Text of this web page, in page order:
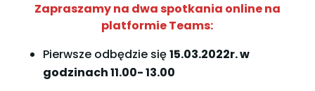
Zapraszamy na dwa spotkania online na
platformie Teams:
Pierwsze odbędzie się15.03.2022r. w
godzinach 11.00- 13.00